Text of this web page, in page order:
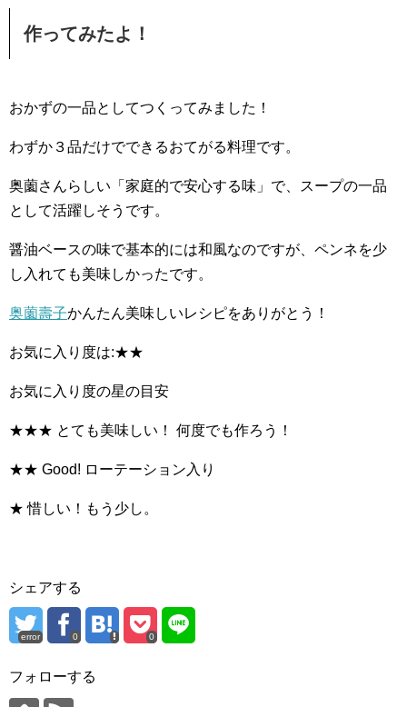
作ってみたよ！
おかずの一品としてつくってみました！
わずか３品だけでできるおてがる料理です。
奥薗さんらしい「家庭的で安心する味」で、スープの一品
として活躍しそうです。
醤油ベースの味で基本的には和風なのですが、ペンネを少
し入れても美味しかったです。
奥薗壽子かんたん美味しいレシピをありがとう！
お気に入り度は:★★
お気に入り度の星の目安
★★★ とても美味しい！ 何度でも作ろう！
★★ Good! ローテーション入り
★ 惜しい！もう少し。
シェアする
error 0 0
フォローする